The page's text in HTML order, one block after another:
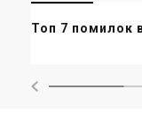
Топ 7 помилок